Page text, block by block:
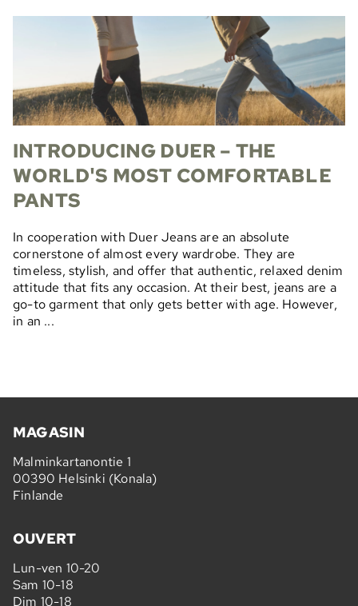
INTRODUCING DUER – THE
WORLD'S MOST COMFORTABLE
PANTS
In cooperation with Duer Jeans are an absolute
cornerstone of almost every wardrobe. They are
timeless, stylish, and offer that authentic, relaxed denim
attitude that fits any occasion. At their best, jeans are a
go-to garment that only gets better with age. However,
in an ...
MAGASIN
Malminkartanontie 1
00390 Helsinki (Konala)
Finlande
OUVERT
Lun-ven 10-20
Sam 10-18
Dim 10-18